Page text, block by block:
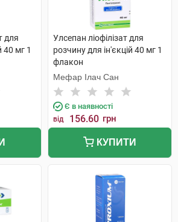
для
40 мг 1
Улсепан ліофілізат для
розчину для ін'єкцій 40 мг 1
флакон
Мефар Ілач Сан
Є в наявності
від 156.60 грн
КУПИТИ